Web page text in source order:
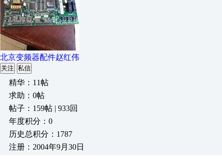
北京变频器配件赵红伟
关注 私信
精华：11帖
求助：0帖
帖子：159帖 | 933回
年度积分：0
历史总积分：1787
注册：2004年9月30日